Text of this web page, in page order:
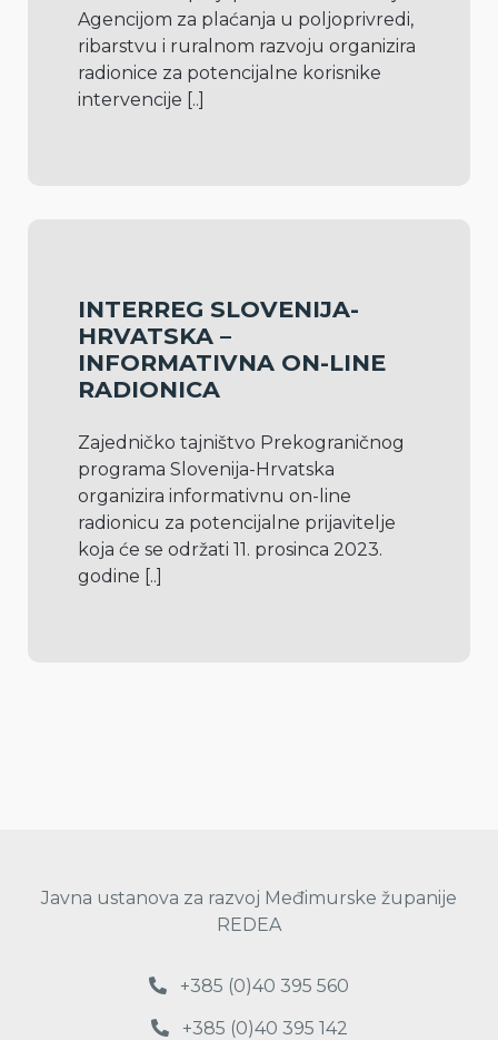
Agencijom za plaćanja u poljoprivredi,
ribarstvu i ruralnom razvoju organizira
radionice za potencijalne korisnike
intervencije [..]
INTERREG SLOVENIJA-
HRVATSKA –
INFORMATIVNA ON-LINE
RADIONICA
Zajedničko tajništvo Prekograničnog
programa Slovenija-Hrvatska
organizira informativnu on-line
radionicu za potencijalne prijavitelje
koja će se održati 11. prosinca 2023.
godine [..]
Javna ustanova za razvoj Međimurske županije
REDEA
+385 (0)40 395 560
+385 (0)40 395 142